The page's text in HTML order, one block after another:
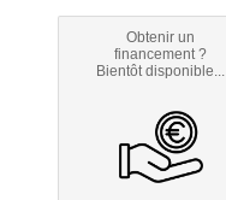
Obtenir un
financement ?
Bientôt disponible...